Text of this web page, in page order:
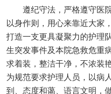
遵纪守法，严格遵守医
以身作则，用心来靠近大家
打造一支更具凝聚力的护理
生突发事件及本院急救危重
求着装，整洁干净，不浓装
为规范要求护理人员，以病
到、态度和蔼、语言文明，